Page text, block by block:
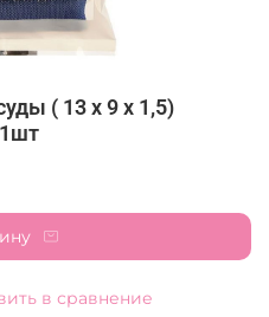
( 13 х 9 х 1,5)
1шт
в сравнение